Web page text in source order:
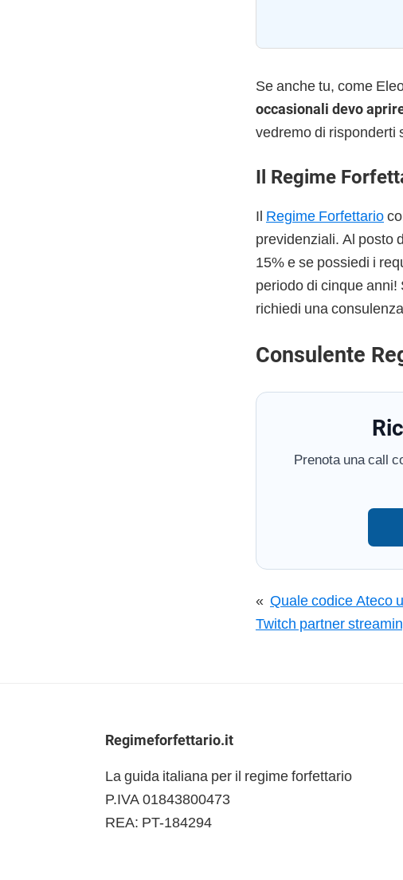
Se anche tu, come
occasionali devo
vedremo di risponderti
Il Regime
Il Regime Forfettario
previdenziali. Al posto
15% e se possiedi i
periodo di cinque
richiedi una
Consulente
Prenota una call
« Quale codice Ateco
Twitch partner
Regimeforfettario.it
La guida italiana per il regime forfettario
P.IVA 01843800473
REA: PT-184294